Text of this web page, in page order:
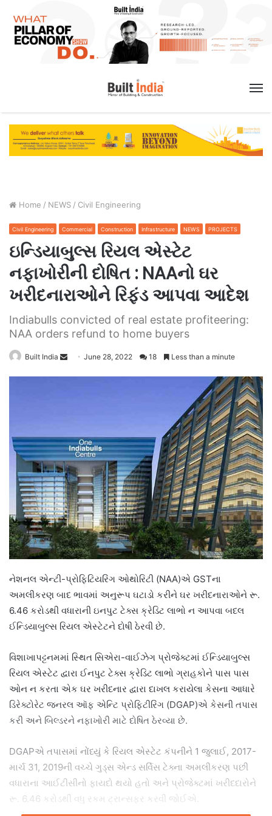
Home / NEWS / Civil Engineering
Civil Engineering Commercial Construction Infrastructure NEWS PROJECTS
ઇન્ડિયાબુલ્સ રિયલ એસ્ટેટ
નફાખોરીની દોષિત : NAAનો ઘર
ખરીદનારાઓને રિફંડ આપવા આદેશ
Indiabulls convicted of real estate profiteering:
NAA orders refund to home buyers
Built India
SendJune 28, 2022 18 Less than a minute
નેશનલ એન્ટી-પ્રોફિટિયરિંગ ઓથોરિટી (NAA)એ GSTના
અમલીકરણ બાદ ભાવમાં અનુરૂપ ઘટાડો કરીને ઘર ખરીદનારાઓને રૂ.
6.46 કરોડથી વધારાની ઇનપુટ ટેક્સ ક્રેડિટ લાભો ન આપવા બદલ
ઈન્ડિયાબુલ્સ રિયલ એસ્ટેટને દોષી ઠેરવી છે.
વિશાખાપટ્ટનમમાં સ્થિત સિએરા-વાઈઝેગ પ્રોજેક્ટમાં ઈન્ડિયાબુલ્સ
રિયલ એસ્ટેટ દ્વારા ઈનપુટ ટેક્સ ક્રેડિટ લાભો ગ્રાહકોને પાસ પાસ
ઓન ન કરતા એક ઘર ખરીદનાર દ્વારા દાખલ કરાયેલા કેસના આધારે
ડિરેક્ટોરેટ જનરલ ઑફ એન્ટિ પ્રોફિટીરિંગ (DGAP)એ કેસની તપાસ
કરી અને બિલ્ડરને નફાખોરી માટે દોષિત ઠેરવ્યા છે.
DGAPએ તપાસમાં નોંધ્યું કે રિયલ એસ્ટેટ કંપનીને 1 જુલાઈ, 2017-
માર્ચ 31, 2019ની વચ્ચે ગુડ્સ એન્ડ સર્વિસ ટેક્ના અમલીકરણ પછી
વધારાના આઈટીસીનો ફાયદો થયો હતો અને પ્રોજેક્ટમાં ખરીદદારોને
રૂ. 6.46 કરોડથી વધુ રકમ ટ્રાન્સફર કરવી જોઈએ.